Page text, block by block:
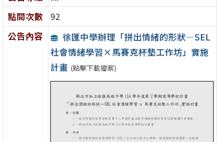
點閱次數
92
公告內容
徐匯中學辦理「拼出情緒的形狀—SEL
社會情緒學習×馬賽克杯墊工作坊」實施
計畫 (點擊下載檔案)